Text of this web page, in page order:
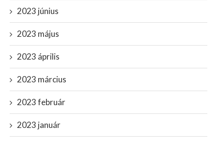
2023 június
2023 május
2023 április
2023 március
2023 február
2023 január